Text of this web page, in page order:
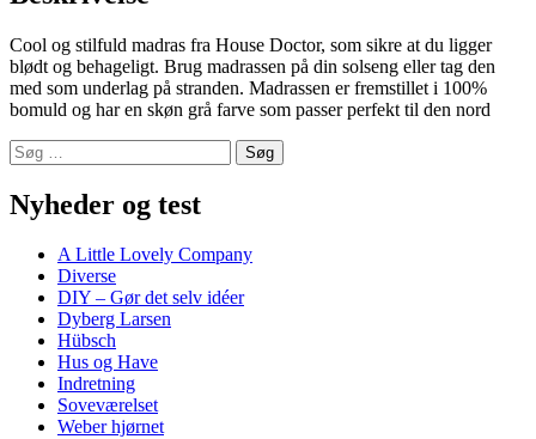
Cool og stilfuld madras fra House Doctor, som sikre at du ligger
blødt og behageligt. Brug madrassen på din solseng eller tag den
med som underlag på stranden. Madrassen er fremstillet i 100%
bomuld og har en skøn grå farve som passer perfekt til den nord
Nyheder og test
A Little Lovely Company
Diverse
DIY – Gør det selv idéer
Dyberg Larsen
Hübsch
Hus og Have
Indretning
Soveværelset
Weber hjørnet